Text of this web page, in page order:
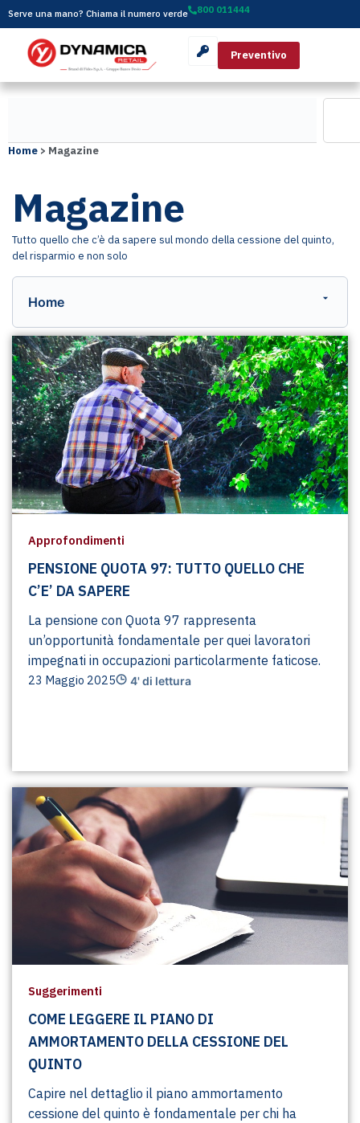
Serve una mano? Chiama il numero verde 800 011444
Preventivo
Home > Magazine
Magazine
Tutto quello che c’è da sapere sul mondo della cessione del quinto,
del risparmio e non solo
Approfondimenti
PENSIONE QUOTA 97: TUTTO QUELLO CHE
C’E’ DA SAPERE
La pensione con Quota 97 rappresenta
un’opportunità fondamentale per quei lavoratori
impegnati in occupazioni particolarmente faticose.
23 Maggio 2025 4' di lettura
Suggerimenti
COME LEGGERE IL PIANO DI
AMMORTAMENTO DELLA CESSIONE DEL
QUINTO
Capire nel dettaglio il piano ammortamento
cessione del quinto è fondamentale per chi ha